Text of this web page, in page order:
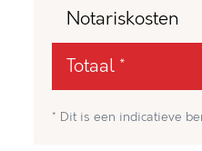
Notariskosten
Totaal *
* Dit is een indicatieve